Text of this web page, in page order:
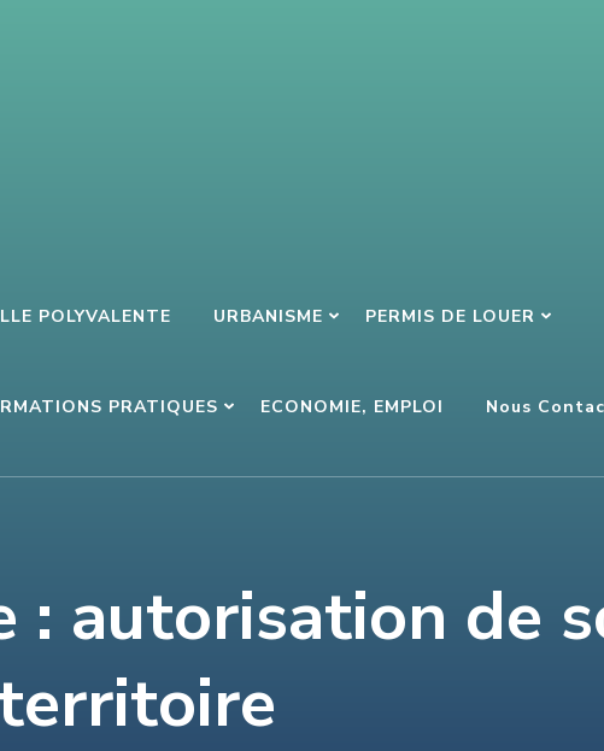
POLYVALENTE URBANISME PERMIS DE LOUER
PRATIQUES ECONOMIE, EMPLOI Nous
autorisation de